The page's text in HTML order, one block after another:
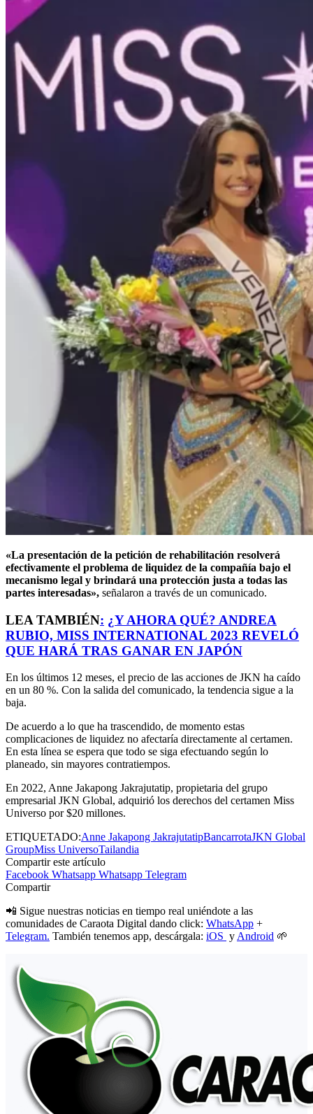
«La presentación de la petición de rehabilitación resolverá
efectivamente el problema de liquidez de la compañía bajo el
mecanismo legal y brindará una protección justa a todas las
partes interesadas», señalaron a través de un comunicado.
LEA TAMBIÉN: ¿Y AHORA QUÉ? ANDREA
RUBIO, MISS INTERNATIONAL 2023 REVELÓ
QUE HARÁ TRAS GANAR EN JAPÓN
En los últimos 12 meses, el precio de las acciones de JKN ha caído
en un 80 %. Con la salida del comunicado, la tendencia sigue a la
baja.
De acuerdo a lo que ha trascendido, de momento estas
complicaciones de liquidez no afectaría directamente al certamen.
En esta línea se espera que todo se siga efectuando según lo
planeado, sin mayores contratiempos.
En 2022, Anne Jakapong Jakrajutatip, propietaria del grupo
empresarial JKN Global, adquirió los derechos del certamen Miss
Universo por $20 millones.
ETIQUETADO:Anne Jakapong JakrajutatipBancarrotaJKN Global
GroupMiss UniversoTailandia
Compartir este artículo
Facebook Whatsapp Whatsapp Telegram
Compartir
📲 Sigue nuestras noticias en tiempo real uniéndote a las
comunidades de Caraota Digital dando click: WhatsApp +
Telegram. También tenemos app, descárgala: iOS y Android 🌱